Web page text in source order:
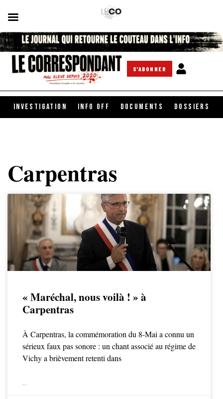
S'ABONNER
INVESTIGATION INFO OFF DOCUMENTS DOSSIERS
Carpentras
« Maréchal, nous voilà ! » à
Carpentras
À Carpentras, la commémoration du 8-Mai a connu un
sérieux faux pas sonore : un chant associé au régime de
Vichy a brièvement retenti dans